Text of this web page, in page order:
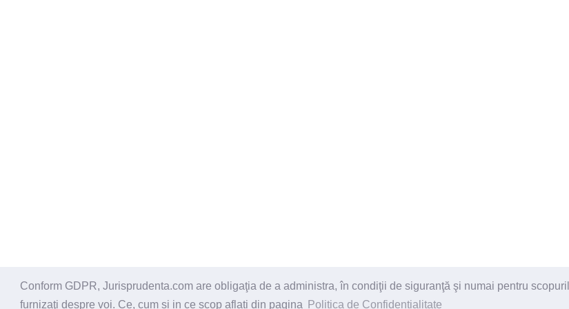
Conform GDPR, Jurisprudenta.com are obligaţia de a administra, în condiţii de siguranţă şi numai pentru
furnizaţi despre voi. Ce, cum si in ce scop aflati din pagina
Politica de Confidentialitate
© 2026 - Jurisprudenta.com -Cautare-Termeni si conditii